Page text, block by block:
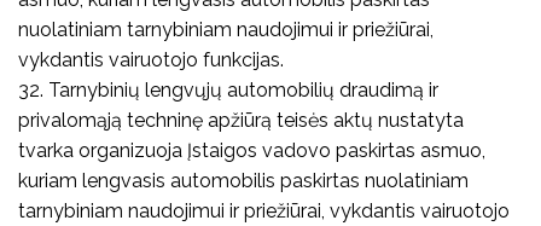
nuolatiniam tarnybiniam naudojimui ir priežiūrai,
vykdantis vairuotojo funkcijas.
32. Tarnybinių lengvųjų automobilių draudimą ir
privalomąją techninę apžiūrą teisės aktų nustatyta
tvarka organizuoja Įstaigos vadovo paskirtas asmuo,
kuriam lengvasis automobilis paskirtas nuolatiniam
tarnybiniam naudojimui ir priežiūrai, vykdantis vairuotojo